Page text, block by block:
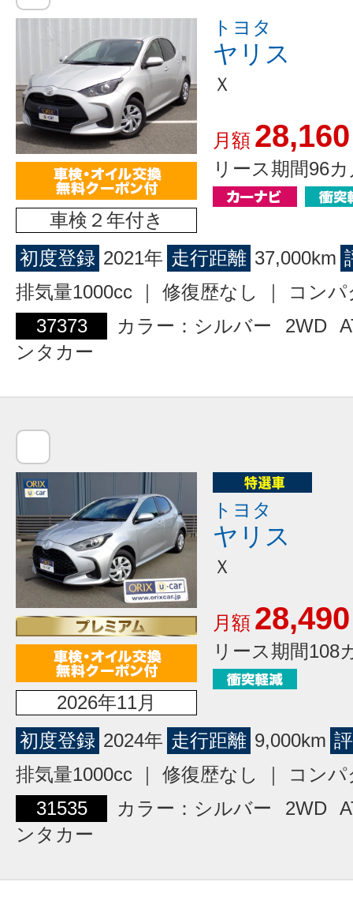
車検２年付き
トヨタ
ヤリス
Ｘ
月額 28,160
リース期間96
初度登録 2021年 走行距離 37,000km
排気量1000cc ｜ 修復歴なし ｜ コン
37373
カラー：シルバー 2WD
ンタカー
2026年11月
トヨタ
ヤリス
Ｘ
月額 28,490
リース期間108
初度登録 2024年 走行距離 9,000km
排気量1000cc ｜ 修復歴なし ｜ コン
31535
カラー：シルバー 2WD
ンタカー